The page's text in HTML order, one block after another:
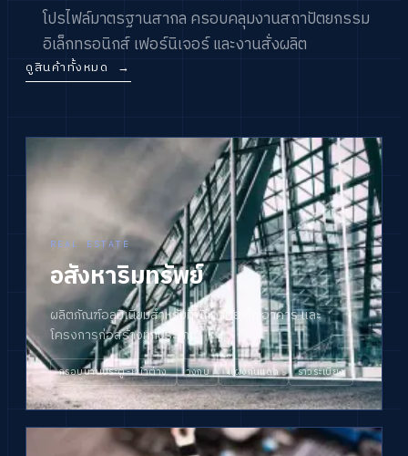
โปรไฟล์มาตรฐานสากล ครอบคลุมงานสถาปัตยกรรม
อิเล็กทรอนิกส์ เฟอร์นิเจอร์ และงานสั่งผลิต
ดูสินค้าทั้งหมด →
REAL ESTATE
อสังหาริมทรัพย์
ผลิตภัณฑ์อลูมิเนียมสำหรับที่พักอาศัย ตึก อาคาร และ
โครงการก่อสร้างทุกประเภท
กรอบบานประตู-หน้าต่าง วงกบ แผงกันแดด ราวระเบียง